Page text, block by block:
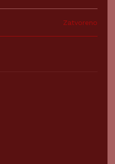
Zatvoreno